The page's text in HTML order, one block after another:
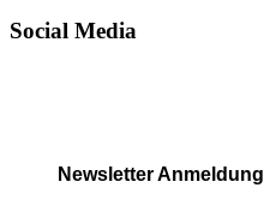
Social Media
Newsletter Anmeldung